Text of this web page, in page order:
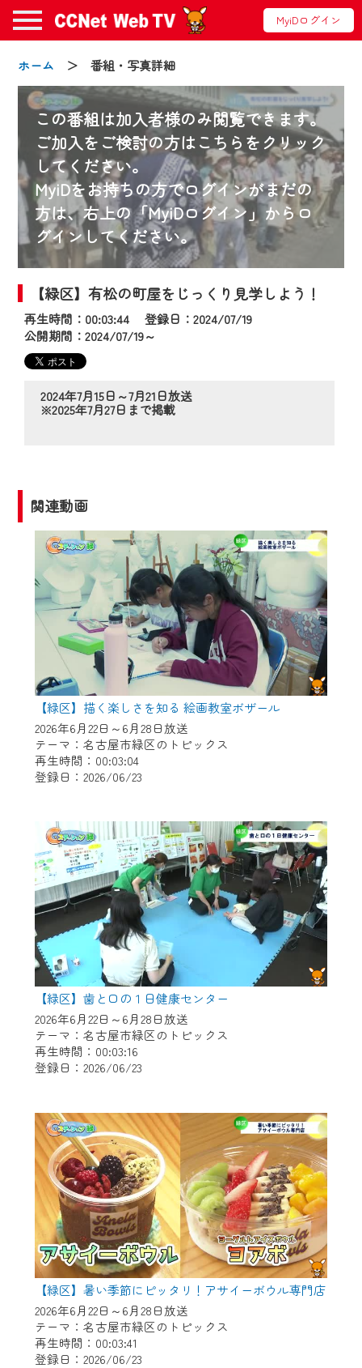
MyiDログイン
ホーム ＞ 番組・写真詳細
この番組は加入者様のみ閲覧できます。
ご加入をご検討の方はこちらをクリック
してください。
MyiDをお持ちの方でログインがまだの
方は、右上の「MyiDログイン」からロ
グインしてください。
【緑区】有松の町屋をじっくり見学しよう！
再生時間：00:03:44 登録日：2024/07/19
公開期間：2024/07/19～
2024年7月15日～7月21日放送
※2025年7月27日まで掲載
関連動画
【緑区】描く楽しさを知る 絵画教室ボザール
2026年6月22日～6月28日放送
テーマ：名古屋市緑区のトピックス
再生時間：00:03:04
登録日：2026/06/23
【緑区】歯と口の１日健康センター
2026年6月22日～6月28日放送
テーマ：名古屋市緑区のトピックス
再生時間：00:03:16
登録日：2026/06/23
【緑区】暑い季節にピッタリ！アサイーボウル専門店
2026年6月22日～6月28日放送
テーマ：名古屋市緑区のトピックス
再生時間：00:03:41
登録日：2026/06/23
お知らせ
2024/09/02
動画配信サービス『CCNet Web TV』は2024
年9月24日からリニューアルします！
【変更点】
◆デザイン変更により、お住まいの地域
の動画コンテンツが一目瞭然。
◆当社アプリやＰＣブラウザから、いつ
でも・どこでも・外出先でも！
【ご注意】
2024年9月24日からはご加入者様へのサー
ビス向上のため、
『CCNet Web TV』を利用いただくには、
一部コンテンツを除き、
CCNetサービスへの加入と『CCNetマイ
ページ※』へのログインが必要となりま
す。
何卒、ご理解ご了承の程よろしくお願い
いたします。
※マイページへのログインには、MyIDが必
要となります。
※MyIDとは、CCNet Web TVを含むCCNetの
各種サービスをご利用頂くためのIDです。
で設定できます。
（GmailやYahooなどのフリーメールアドレ
スでも作成可能です）
※マイページへのログイン・MyIDの新規登
録はこちらから
※CCNetアプリをご利用中の方は引き続き
ご視聴いただけます。
＜メンテナンス情報＞
CCNetWebTVのリニューアルにともないメ
ンテナンス作業を予定しています。
作業の間は、CCNetWebTVの画面が「メン
テナンス中」になり、ご利用いただけませ
ん。
ご不便をおかけいたしますが、ご了承の程
よろしくお願いいたします。